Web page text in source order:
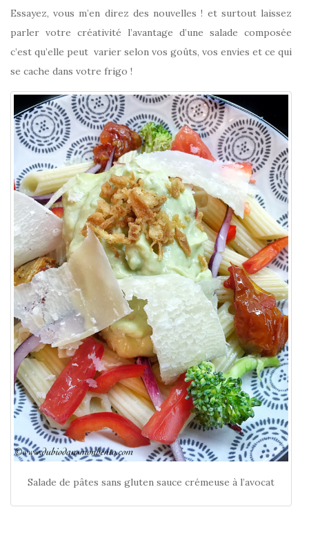
Essayez, vous m’en direz des nouvelles ! et surtout laissez
parler votre créativité l’avantage d’une salade composée
c’est qu’elle peut varier selon vos goûts, vos envies et ce qui
se cache dans votre frigo !
Salade de pâtes sans gluten sauce crémeuse à l’avocat